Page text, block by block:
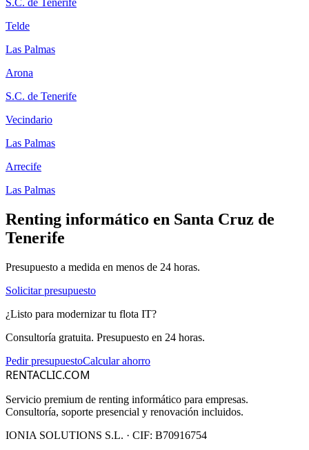
S.C. de Tenerife
Telde
Las Palmas
Arona
S.C. de Tenerife
Vecindario
Las Palmas
Arrecife
Las Palmas
Renting informático en Santa Cruz de
Tenerife
Presupuesto a medida en menos de 24 horas.
Solicitar presupuesto
¿Listo para modernizar tu flota IT?
Consultoría gratuita. Presupuesto en 24 horas.
Pedir presupuestoCalcular ahorro
RENTACLIC.COM
Servicio premium de renting informático para empresas.
Consultoría, soporte presencial y renovación incluidos.
IONIA SOLUTIONS S.L. · CIF: B70916754